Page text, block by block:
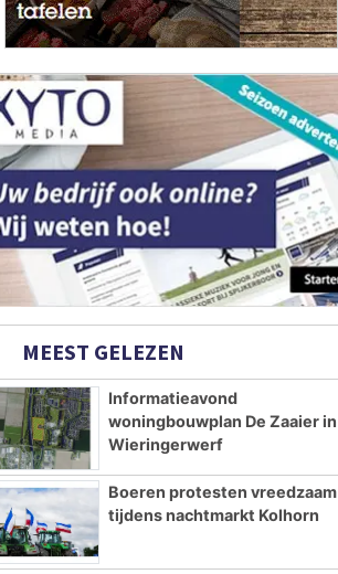
MEEST GELEZEN
Informatieavond
woningbouwplan De Zaaier in
Wieringerwerf
Boeren protesten vreedzaam
tijdens nachtmarkt Kolhorn